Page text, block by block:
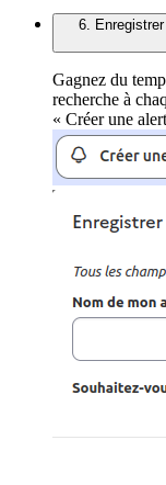
6.
Gagnez du
recherche à
« Créer une